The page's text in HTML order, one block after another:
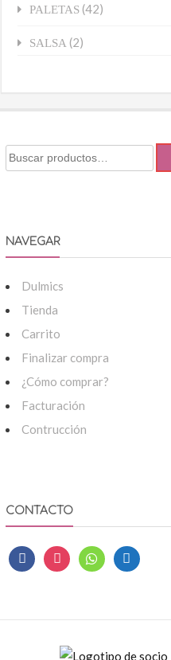
PALETAS (42)
SALSA (2)
NAVEGAR
Dulmics
Tienda
Carrito
Finalizar compra
¿Cómo comprar?
Facturación
Contrucción
CONTACTO